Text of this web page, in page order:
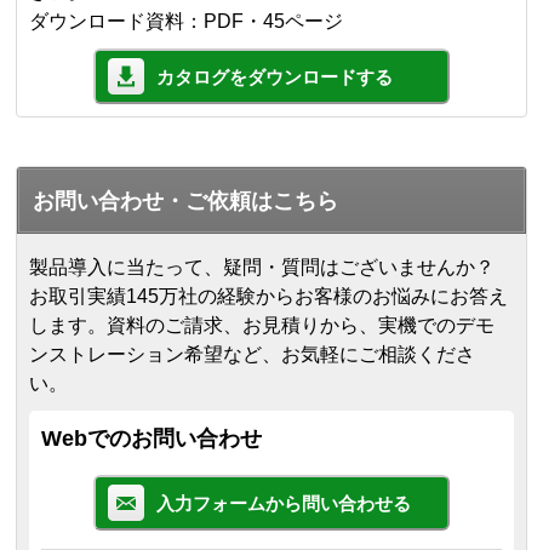
ダウンロード資料：PDF・45ページ
カタログをダウンロードする
お問い合わせ・ご依頼はこちら
製品導入に当たって、疑問・質問はございませんか？
お取引実績145万社の経験からお客様のお悩みにお答え
します。 資料のご請求、お見積りから、実機でのデモ
ンストレーション希望など、お気軽にご相談くださ
い。
Webでのお問い合わせ
入力フォームから問い合わせる